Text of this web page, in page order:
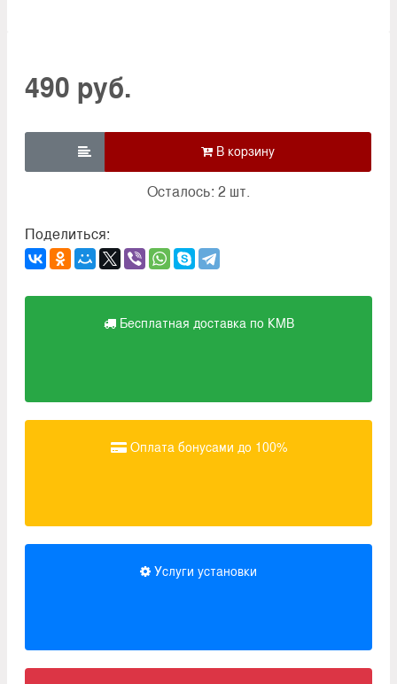
490 руб.

Осталось: 2 шт.
Поделиться:
Бесплатная доставка по КМВ
Оплата бонусами до 100%
Услуги установки